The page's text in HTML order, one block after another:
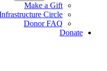
Make a Gift
Circle
Donor FAQ
Donate